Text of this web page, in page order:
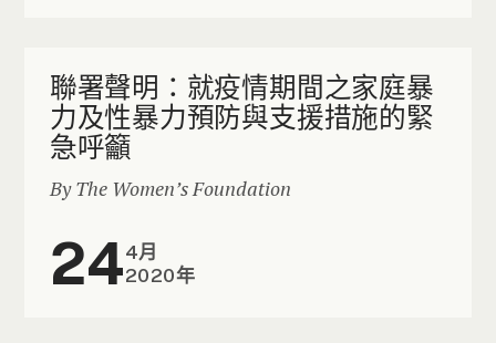
聯署聲明：就疫情期間之家庭暴
力及性暴力預防與支援措施的緊
急呼籲
By The Women’s Foundation
244月
2020年